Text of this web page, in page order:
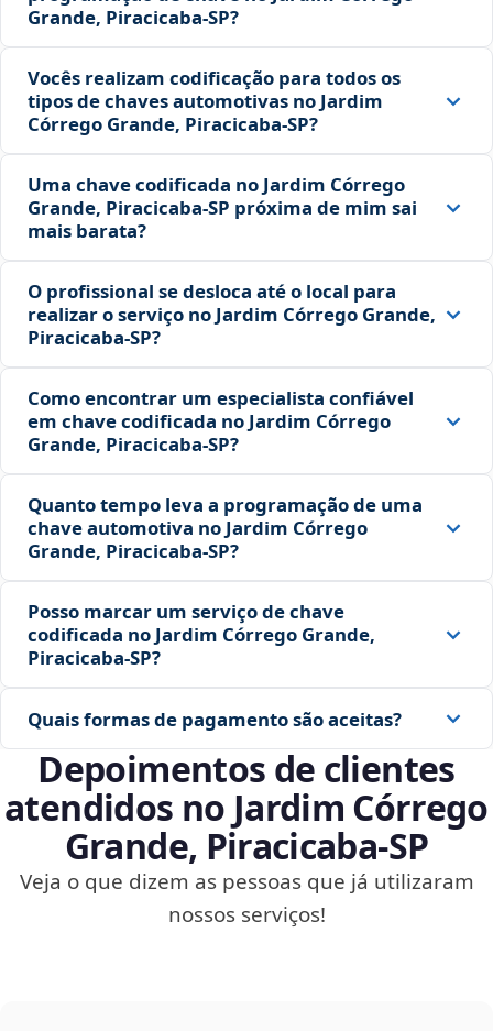
Grande, Piracicaba‑SP?
Vocês realizam codificação para todos os
tipos de chaves automotivas no Jardim
Córrego Grande, Piracicaba‑SP?
Uma chave codificada no Jardim Córrego
Grande, Piracicaba‑SP próxima de mim sai
mais barata?
O profissional se desloca até o local para
realizar o serviço no Jardim Córrego Grande,
Piracicaba‑SP?
Como encontrar um especialista confiável
em chave codificada no Jardim Córrego
Grande, Piracicaba‑SP?
Quanto tempo leva a programação de uma
chave automotiva no Jardim Córrego
Grande, Piracicaba‑SP?
Posso marcar um serviço de chave
codificada no Jardim Córrego Grande,
Piracicaba‑SP?
Quais formas de pagamento são aceitas?
Depoimentos de clientes
atendidos no Jardim Córrego
Grande, Piracicaba‑SP
Veja o que dizem as pessoas que já utilizaram
nossos serviços!